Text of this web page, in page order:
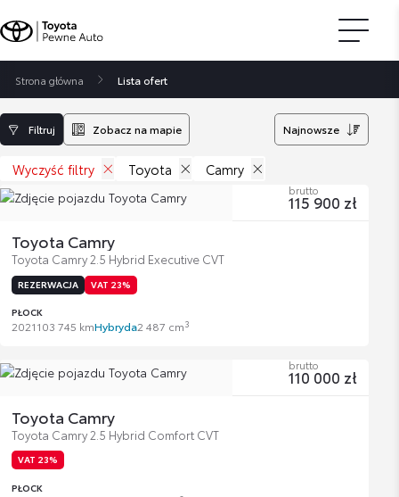
Strona główna Lista ofert
Filtruj Zobacz na mapie Najnowsze
Wyczyść filtry Toyota Camry
Toyota Camry
Toyota Camry 2.5 Hybrid Executive CVT
REZERWACJA VAT 23%
PŁOCK
2021103 745 kmHybryda2 487 cm3
brutto
115 900 zł
Toyota Camry
Toyota Camry 2.5 Hybrid Comfort CVT
VAT 23%
PŁOCK
brutto
110 000 zł